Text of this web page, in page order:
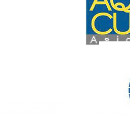
COMMUNITY